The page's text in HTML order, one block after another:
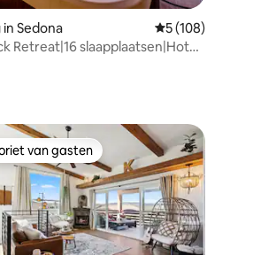
van 4,95 uit 5, 129 recensies
Sedona Gemiddelde
5 (108)
Retreat|16 slaapplaatsen|Hot
van gasten
van gasten